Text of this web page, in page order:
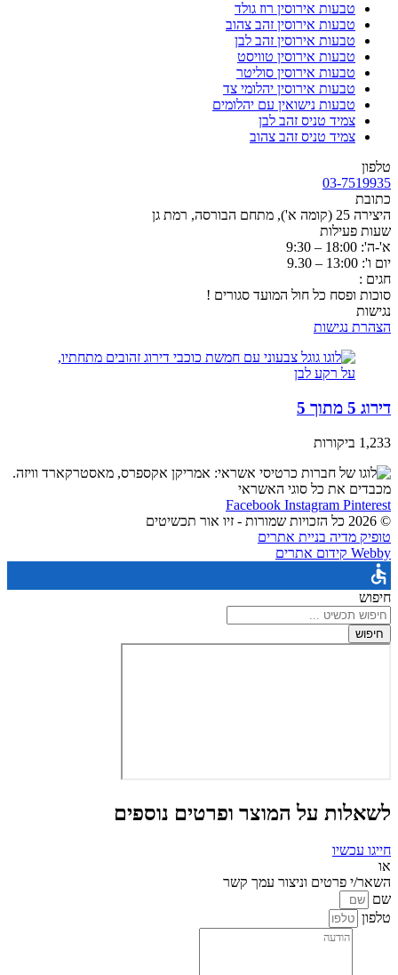
טבעות אירוסין רוז גולד
טבעות אירוסין זהב צהוב
טבעות אירוסין זהב לבן
טבעות אירוסין טוויסט
טבעות אירוסין סוליטר
טבעות אירוסין יהלומי צד
טבעות נישואין עם יהלומים
צמיד טניס זהב לבן
צמיד טניס זהב צהוב
טלפון
03-7519935
כתובת
היצירה 25 (קומה א'), מתחם הבורסה, רמת גן
שעות פעילות
א'-ה': 18:00 – 9:30
יום ו': 13:00 – 9.30
חגים :
סוכות ופסח כל חול המועד סגורים !
נגישות
הצהרת נגישות
דירוג 5 מתוך 5
1,233 ביקורות
מכבדים את כל סוגי האשראי
Facebook Instagram Pinterest
© 2026 כל הזכויות שמורות - זיו אור תכשיטים
טופיק מדיה בניית אתרים
Webby קידום אתרים
חיפוש
חיפוש
לשאלות על המוצר ופרטים נוספים
חייגו עכשיו
או
השאר/י פרטים וניצור עמך קשר
שם
טלפון